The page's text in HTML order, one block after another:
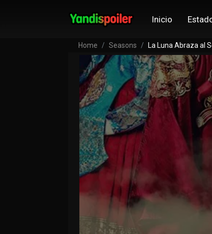
Inicio
Home Seasons La Luna Abraza al